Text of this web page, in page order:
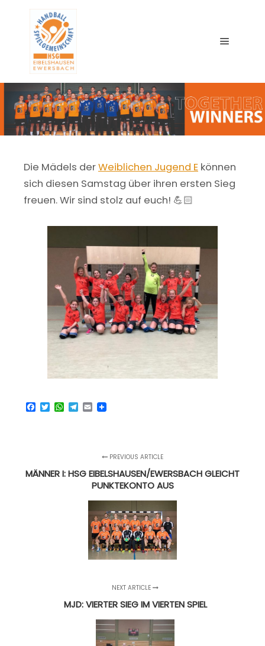
Die Mädels derWeiblichen Jugend E können
sich diesen Samstag über ihren ersten Sieg
freuen. Wir sind stolz auf euch! 💪🏻
Facebook
TwitterWhatsApp
Telegram
Email
PREVIOUS ARTICLE
MÄNNER I: HSG EIBELSHAUSEN/EWERSBACH GLEICHT
PUNKTEKONTO AUS
NEXT ARTICLE
MJD: VIERTER SIEG IM VIERTEN SPIEL